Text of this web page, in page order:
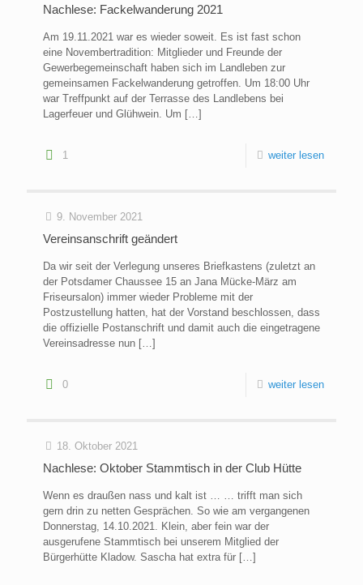
Nachlese: Fackelwanderung 2021
Am 19.11.2021 war es wieder soweit. Es ist fast schon
eine Novembertradition: Mitglieder und Freunde der
Gewerbegemeinschaft haben sich im Landleben zur
gemeinsamen Fackelwanderung getroffen. Um 18:00 Uhr
war Treffpunkt auf der Terrasse des Landlebens bei
Lagerfeuer und Glühwein. Um […]
1 weiter lesen
9. November 2021
Vereinsanschrift geändert
Da wir seit der Verlegung unseres Briefkastens (zuletzt an
der Potsdamer Chaussee 15 an Jana Mücke-März am
Friseursalon) immer wieder Probleme mit der
Postzustellung hatten, hat der Vorstand beschlossen, dass
die offizielle Postanschrift und damit auch die eingetragene
Vereinsadresse nun […]
0 weiter lesen
18. Oktober 2021
Nachlese: Oktober Stammtisch in der Club Hütte
Wenn es draußen nass und kalt ist … … trifft man sich
gern drin zu netten Gesprächen. So wie am vergangenen
Donnerstag, 14.10.2021. Klein, aber fein war der
ausgerufene Stammtisch bei unserem Mitglied der
Bürgerhütte Kladow. Sascha hat extra für […]